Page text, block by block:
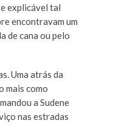
explicável tal
encontravam um
de cana ou pelo
Uma atrás da
mais como
a Sudene
nas estradas